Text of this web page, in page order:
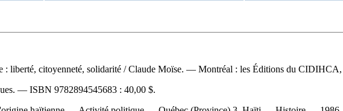
: liberté, citoyenneté, solidarité / Claude Moïse. — Montréal : les Éditions du
— ISBN 9782894545683 : 40,00 $.